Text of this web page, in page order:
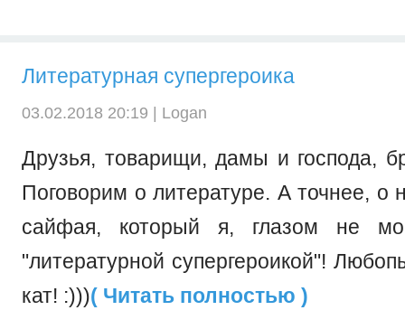
Литературная супергероика
03.02.2018 20:19 | Logan
Друзья, товарищи, дамы и господа,
Поговорим о литературе. А точнее, о
сайфая, который я, глазом не
"литературной супергероикой"!
кат! :)))( Читать полностью )